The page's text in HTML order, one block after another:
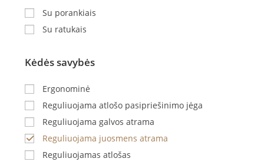
Su porankiais
Su ratukais
Kėdės savybės
Ergonominė
Reguliuojama atlošo pasipriešinimo jėga
Reguliuojama galvos atrama
Reguliuojama juosmens atrama
Reguliuojamas atlošas